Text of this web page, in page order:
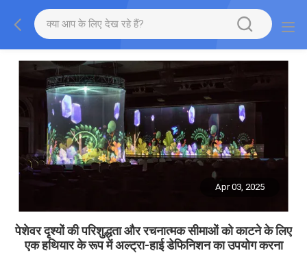
Apr 03, 2025
पेशेवर दृश्यों की परिशुद्धता और रचनात्मक सीमाओं को काटने के लिए
एक हथियार के रूप में अल्ट्रा-हाई डेफिनिशन का उपयोग करना